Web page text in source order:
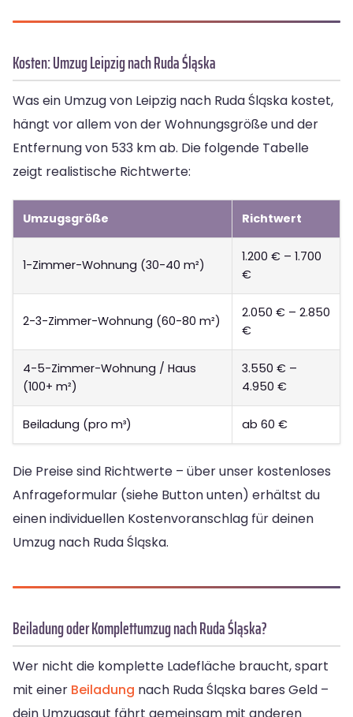
Kosten: Umzug Leipzig nach Ruda Śląska
Was ein Umzug von Leipzig nach Ruda Śląska kostet,
hängt vor allem von der Wohnungsgröße und der
Entfernung von 533 km ab. Die folgende Tabelle
zeigt realistische Richtwerte:
Umzugsgröße Richtwert
1-Zimmer-Wohnung (30-40 m²)
1.200 € – 1.700
€
2-3-Zimmer-Wohnung (60-80 m²)
2.050 € – 2.850
€
4-5-Zimmer-Wohnung / Haus
(100+ m²)
3.550 € –
4.950 €
Beiladung (pro m³) ab 60 €
Die Preise sind Richtwerte – über unser kostenloses
Anfrageformular (siehe Button unten) erhältst du
einen individuellen Kostenvoranschlag für deinen
Umzug nach Ruda Śląska.
Beiladung oder Komplettumzug nach Ruda Śląska?
Wer nicht die komplette Ladefläche braucht, spart
mit einer Beiladung nach Ruda Śląska bares Geld –